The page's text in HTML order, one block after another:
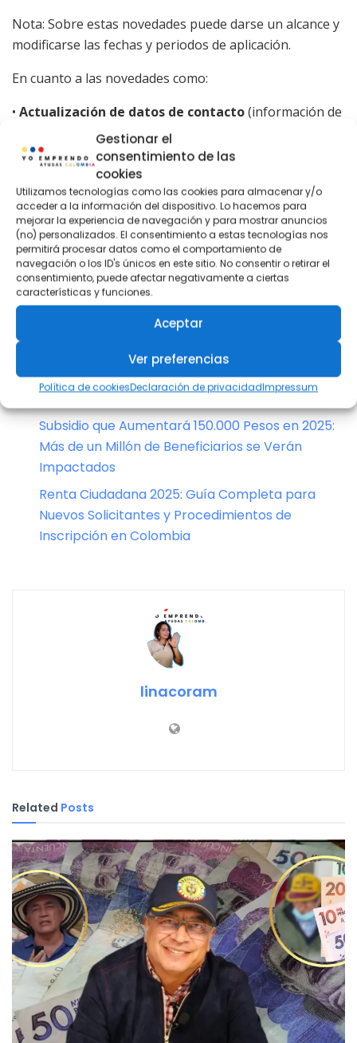
Gestionar el
consentimiento de las
cookies
Utilizamos tecnologías como las cookies para almacenar y/o
acceder a la información del dispositivo. Lo hacemos para
mejorar la experiencia de navegación y para mostrar anuncios
(no) personalizados. El consentimiento a estas tecnologías nos
permitirá procesar datos como el comportamiento de
navegación o los ID's únicos en este sitio. No consentir o retirar el
consentimiento, puede afectar negativamente a ciertas
características y funciones.
Aceptar
Ver preferencias
Política de cookiesDeclaración de privacidadImpressum
Nota: Sobre estas novedades puede darse un alcance y
modificarse las fechas y periodos de aplicación.
En cuanto a las novedades como:
• Actualización de datos de contacto(información de
datos generales). Estas se crearán y se aplicarán en el
sistema de manera permanente. Es decir que se aplican
sígueme aquí en el canal de whatsapp
síguenos en google noticias
Cómo Reducir Los intereses y Pagar en menos
tiempo Crédito Hipotecario Y Leasing
Habitacional
Este 2025 aplica la Ley 546 de Vivienda a tu
¿Por qué no llegan los pagos del subsidio
Colombia Sin Hambre? Explicación completa
Subsidio que Aumentará 150.000 Pesos en 2025:
Más de un Millón de Beneficiarios se Verán
Impactados
Renta Ciudadana 2025: Guía Completa para
Nuevos Solicitantes y Procedimientos de
Inscripción en Colombia
linacoram
Related Posts